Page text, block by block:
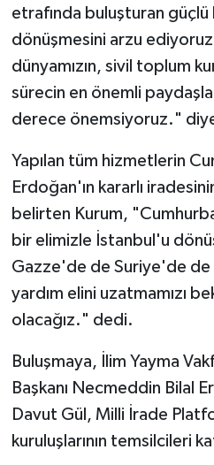
etrafında buluşturan güçlü
dönüşmesini arzu
dünyamızın, sivil toplum
sürecin en önemli
derece önemsiyoruz."
Yapılan tüm hizmetlerin
Erdoğan'ın kararlı
belirten Kurum,
bir elimizle İstanbul'u
Gazze'de de Suriye'de de
yardım elini uzatmamızı
olacağız." dedi.
Buluşmaya, İlim Yayma
Başkanı Necmeddin Bilal
Davut Gül, Milli İrade
kuruluşlarının temsilcileri